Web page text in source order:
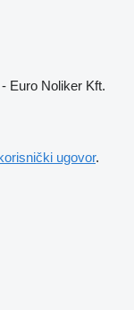
Euro Noliker Kft.
ugovor.